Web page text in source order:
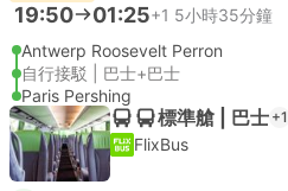
19:50 01:25+1 5小時35分鐘
Antwerp Roosevelt Perron
自行接駁 | 巴士+巴士
Paris Pershing
標準艙 | 巴士 +1
FlixBus